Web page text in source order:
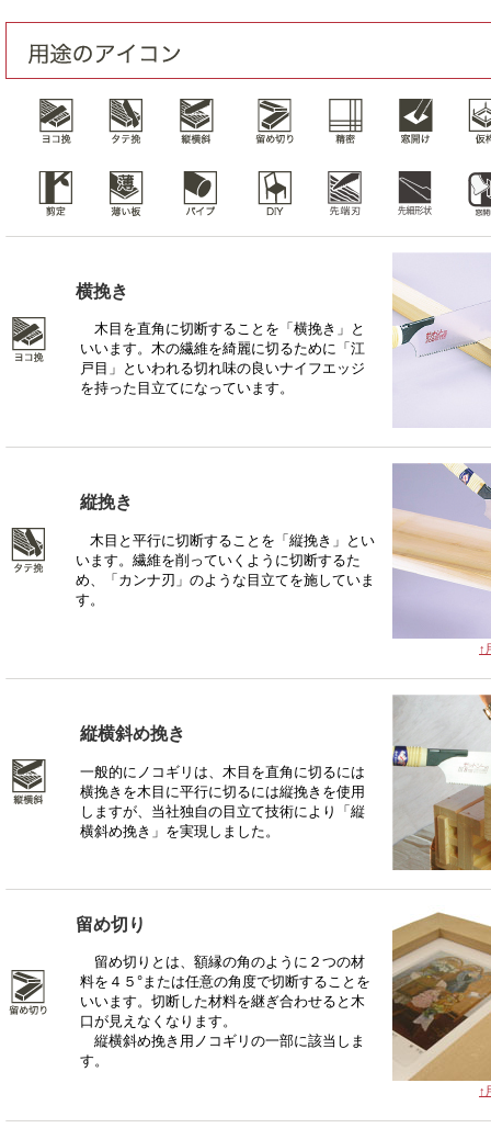
横挽き
木目を直角に切断することを「横挽き」と
いいます。木の繊維を綺麗に切るために「江
戸目」といわれる切れ味の良いナイフエッジ
を持った目立てになっています。
縦挽き
木目と平行に切断することを「縦挽き」とい
います。繊維を削っていくように切断するた
め、「カンナ刃」のような目立てを施していま
す。
↑
縦横斜め挽き
一般的にノコギリは、木目を直角に切るには
横挽きを木目に平行に切るには縦挽きを使用
しますが、当社独自の目立て技術により「縦
横斜め挽き」を実現しました。
留め切り
留め切りとは、額縁の角のように２つの材
料を４５°または任意の角度で切断することを
いいます。切断した材料を継ぎ合わせると木
口が見えなくなります。
縦横斜め挽き用ノコギリの一部に該当しま
す。
↑